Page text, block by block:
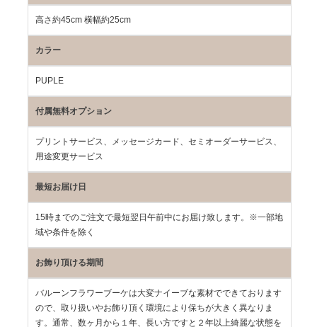
高さ約45cm 横幅約25cm
カラー
PUPLE
付属無料オプション
プリントサービス、メッセージカード、セミオーダーサービス、
用途変更サービス
最短お届け日
15時までのご注文で最短翌日午前中にお届け致します。※一部地
域や条件を除く
お飾り頂ける期間
バルーンフラワーブーケは大変ナイーブな素材でできております
ので、取り扱いやお飾り頂く環境により保ちが大きく異なりま
す。通常、数ヶ月から１年、長い方ですと２年以上綺麗な状態を